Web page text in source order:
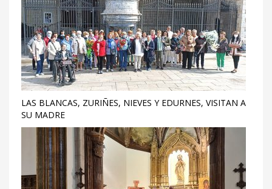
LAS BLANCAS, ZURIÑES, NIEVES Y EDURNES, VISITAN A
SU MADRE